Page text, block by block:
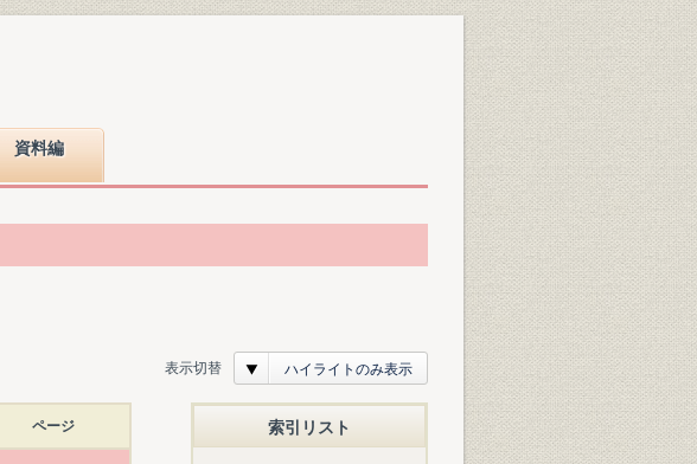
資料編
表示切替 ハイライトのみ表示
ページ 索引リスト